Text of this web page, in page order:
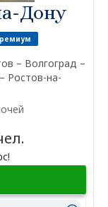
Дону
– Волгоград –
Ростов-на-